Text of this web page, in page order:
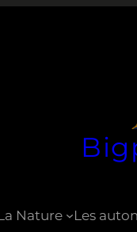
Nature Les